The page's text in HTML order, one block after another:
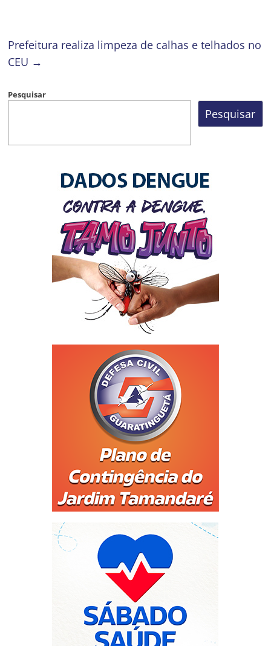
Prefeitura realiza limpeza de calhas e telhados no
CEU →
Pesquisar
Pesquisar